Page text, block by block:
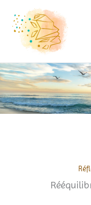
content